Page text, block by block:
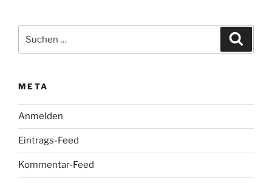
nach:
META
Anmelden
Eintrags-Feed
Kommentar-Feed